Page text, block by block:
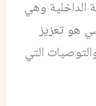
الداخلية وهي
هو تعزيز
التي